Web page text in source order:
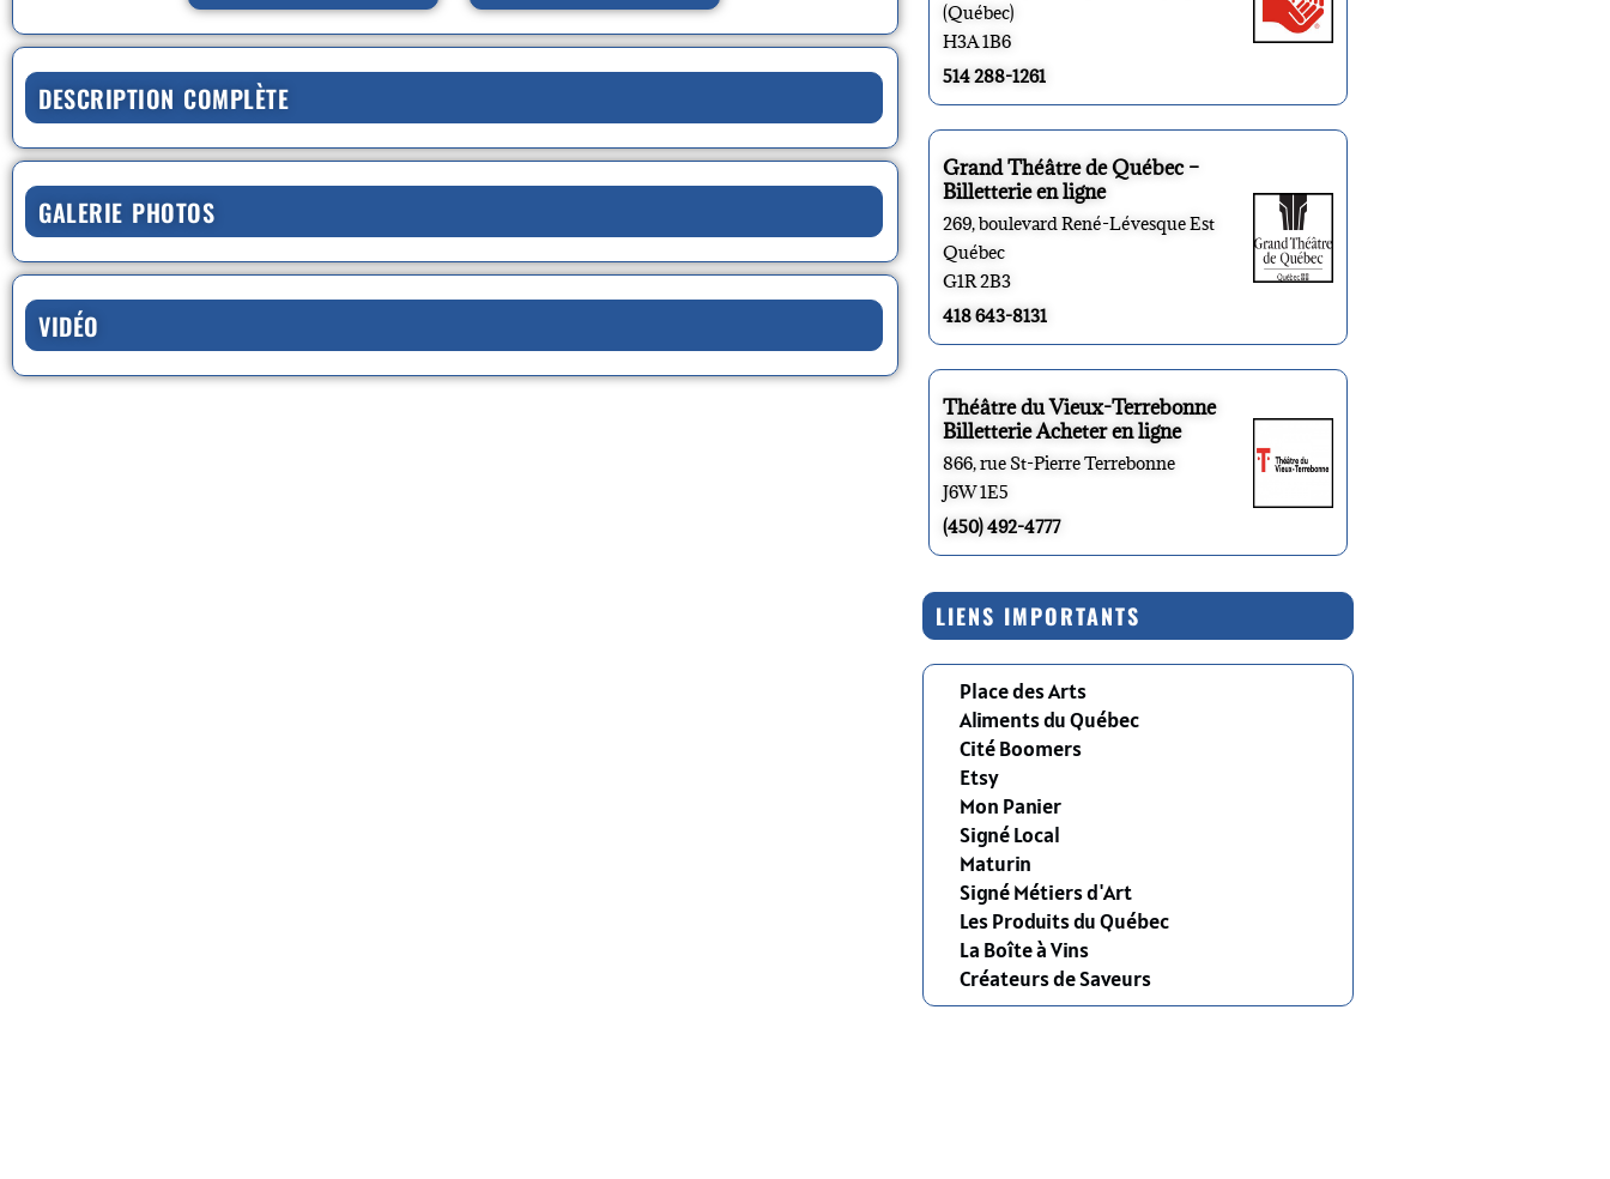
DESCRIPTION COMPLÈTE
GALERIE PHOTOS
VIDÉO
(Québec)
H3A 1B6
514 288-1261
Grand Théâtre de Québec –
Billetterie en ligne
269, boulevard René-Lévesque Est
Québec
G1R 2B3
418 643-8131
Théâtre du Vieux-Terrebonne
Billetterie Acheter en ligne
866, rue St-Pierre Terrebonne
J6W 1E5
(450) 492-4777
LIENS IMPORTANTS
Place des Arts
Aliments du Québec
Cité Boomers
Etsy
Mon Panier
Signé Local
Maturin
Signé Métiers d'Art
Les Produits du Québec
La Boîte à Vins
Créateurs de Saveurs